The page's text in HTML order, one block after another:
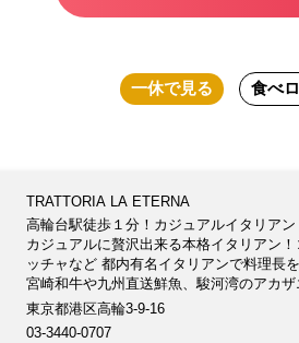
一休で見る 食べ
TRATTORIA LA ETERNA
高輪台駅徒歩１分！カジュアルイタリア
カジュアルに贅沢出来る本格イタリアン
ッチャなど 都内有名イタリアンで料理長
宮崎和牛や九州直送鮮魚、駿河湾のアカ
座れるレストランとして。１階は気軽に
友人とお気軽にお越し下さい。
東京都港区高輪3-9-16
03-3440-0707